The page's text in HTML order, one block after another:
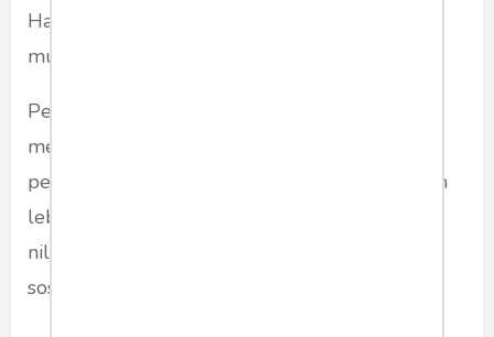
Harmonisasi antar lembaga adalah syarat
mutlak,” kata Dr. Arfan.
Pembaruan KUHAP ini diharapkan dapat
membawa perubahan positif bagi sistem
peradilan Indonesia, menjadikan proses hukum
lebih adil, transparan, dan mencerminkan nilai-
nilai Pancasila yang mengedepankan keadilan
sosial bagi seluruh rakyat Indonesia.